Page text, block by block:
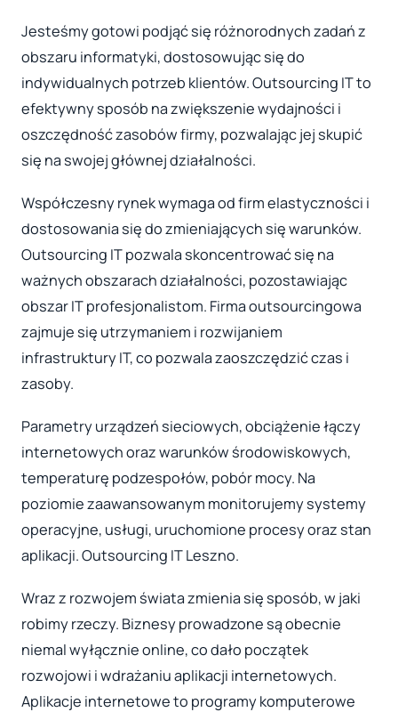
Jesteśmy gotowi podjąć się różnorodnych zadań z
obszaru informatyki, dostosowując się do
indywidualnych potrzeb klientów. Outsourcing IT to
efektywny sposób na zwiększenie wydajności i
oszczędność zasobów firmy, pozwalając jej skupić
się na swojej głównej działalności.
Współczesny rynek wymaga od firm elastyczności i
dostosowania się do zmieniających się warunków.
Outsourcing IT pozwala skoncentrować się na
ważnych obszarach działalności, pozostawiając
obszar IT profesjonalistom. Firma outsourcingowa
zajmuje się utrzymaniem i rozwijaniem
infrastruktury IT, co pozwala zaoszczędzić czas i
zasoby.
Parametry urządzeń sieciowych, obciążenie łączy
internetowych oraz warunków środowiskowych,
temperaturę podzespołów, pobór mocy. Na
poziomie zaawansowanym monitorujemy systemy
operacyjne, usługi, uruchomione procesy oraz stan
aplikacji. Outsourcing IT Leszno.
Wraz z rozwojem świata zmienia się sposób, w jaki
robimy rzeczy. Biznesy prowadzone są obecnie
niemal wyłącznie online, co dało początek
rozwojowi i wdrażaniu aplikacji internetowych.
Aplikacje internetowe to programy komputerowe